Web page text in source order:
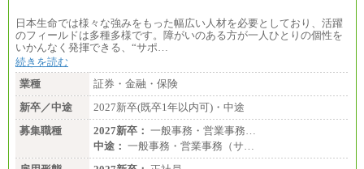
※詳細はJTBキャリアサイトよりご確認ください。
■(株)JTBデータサービス ※2027年新卒募集終了
※詳細はJTBキャリアサイトよりご確認ください。
■I&Jデジタルイノベーション(株)
総合職 月給224,500～242,600円＋地域手当
※詳細はJTBキャリアサイトよりご確認ください。
＜有期社員コース＞
■(株)JTBビジネストランスフォーム
日本生命では様々な強みをもった幅広い人材を必要としており、活躍
のフィールドは多種多様です。障がいのある方が一人ひとりの個性を
いかんなく発揮できる、“サポ…
続きを読む
業種
証券・金融・保険
新卒／中途
2027新卒(既卒1年以内可)・中途
募集職種
2027新卒： 一般事務・営業事務…
中途： 一般事務・営業事務（サ…